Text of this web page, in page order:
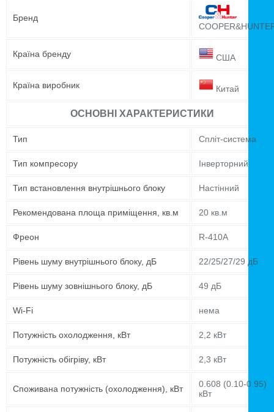
Бренд
Країна бренду США
Країна виробник Китай
ОСНОВНІ ХАРАКТЕРИСТИКИ
Тип Спліт-система
Тип компресору Інверторний
Тип встановлення внутрішнього блоку Настінний
Рекомендована площа приміщення, кв.м 20 кв.м
Фреон R-410A
Рівень шуму внутрішнього блоку, дБ 22/25/27/29 дБ
Рівень шуму зовнішнього блоку, дБ 49 дБ
Wi-Fi нема
Потужність охолодження, кВт 2,2 кВт
Потужність обігріву, кВт 2,3 кВт
Споживана потужність (охолодження), кВт
0.608 (0.10-0.95)
кВт